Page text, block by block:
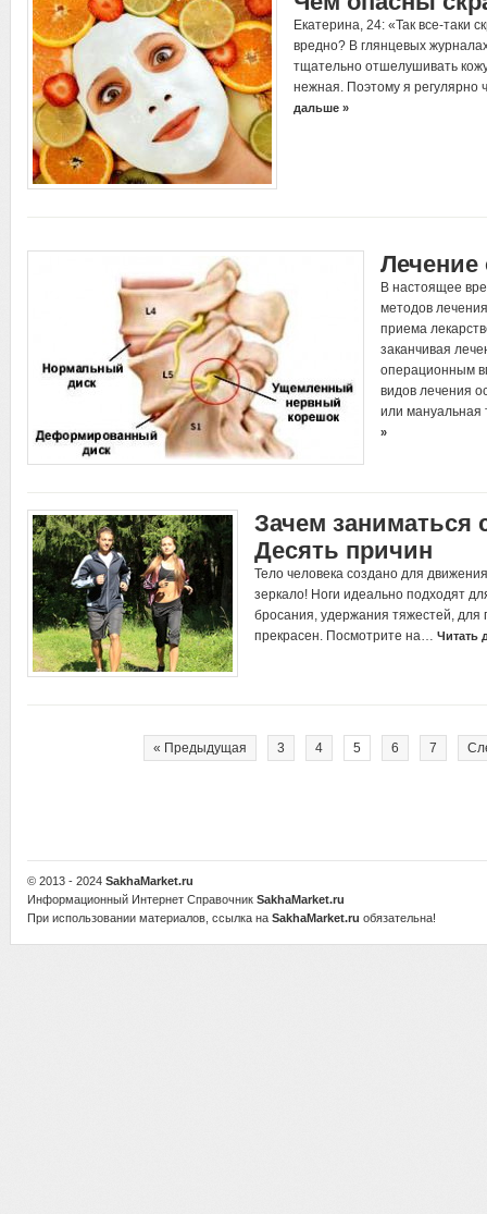
Екатерина, 24: «Так все-таки
вредно? В глянцевых
тщательно отшелушивать
нежная. Поэтому я
дальше »
Лечение
В настоящее
методов
приема
заканчивая
операционным
видов лечения
или
»
Зачем заниматься
Десять причин
Тело человека создано для
зеркало! Ноги идеально подходят
бросания, удержания тяжестей, для
прекрасен. Посмотрите на… Читать
« Предыдущая 3 4 5 6 7
© 2013 - 2024 SakhaMarket.ru
Информационный Интернет Справочник SakhaMarket.ru
При использовании материалов, ссылка на SakhaMarket.ru обязательна!